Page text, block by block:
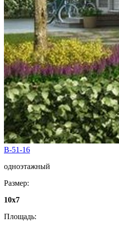
B-51-16
одноэтажный
Размер:
10х7
Площадь: